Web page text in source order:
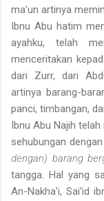
ma’un artinya
Ibnu Abu hatim
ayahku, telah
menceritakan
dari Zurr, dari
artinya barang-
panci, timbangan,
Ibnu Abu Najih
sehubungan
dengan) barang
tangga. Hal yang
An-Nakha'i, Sai'id